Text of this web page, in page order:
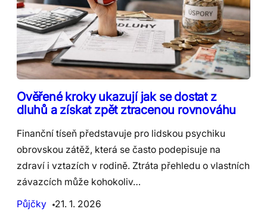
Ověřené kroky ukazují jak se dostat z
dluhů a získat zpět ztracenou rovnováhu
Finanční tíseň představuje pro lidskou psychiku
obrovskou zátěž, která se často podepisuje na
zdraví i vztazích v rodině. Ztráta přehledu o vlastních
závazcích může kohokoliv…
Půjčky
21. 1. 2026